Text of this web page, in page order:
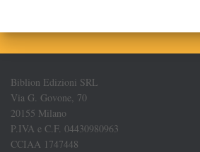
Biblion Edizioni SRL
Via G. Govone, 70
20155 Milano
P.IVA e C.F. 04430980963
CCIAA 1747448